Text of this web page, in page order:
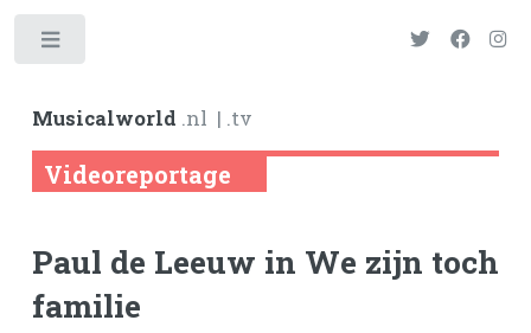
Musicalworld .nl | .tv
Videoreportage
Paul de Leeuw in We zijn toch
familie